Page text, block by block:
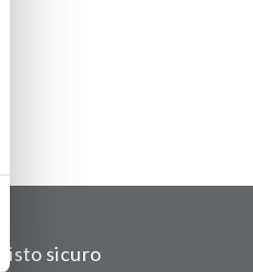
sicuro